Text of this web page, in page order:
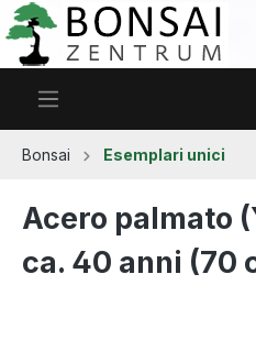
Passa al contenuto principale
Bonsai Esemplari unici
Acero palmato
ca. 40 anni (70